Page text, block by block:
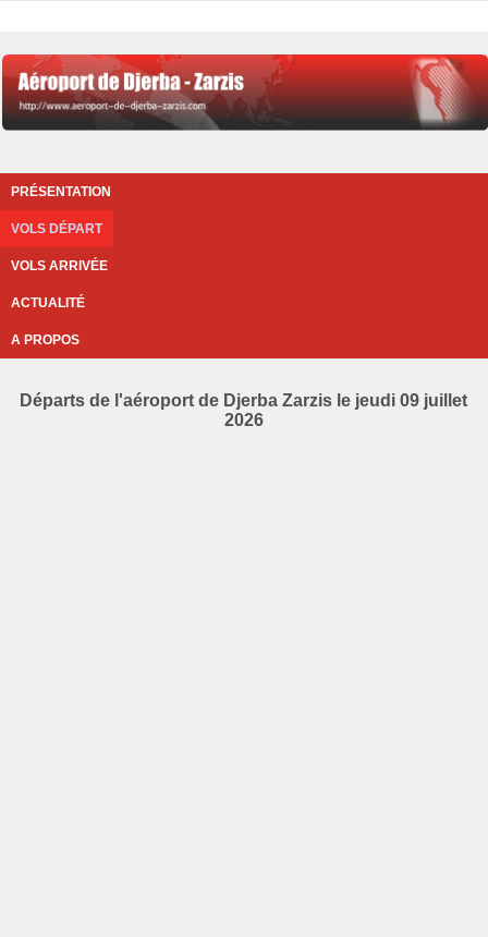
PRÉSENTATION
VOLS DÉPART
VOLS ARRIVÉE
ACTUALITÉ
A PROPOS
Départs de l'aéroport de Djerba Zarzis le jeudi 09 juillet
2026